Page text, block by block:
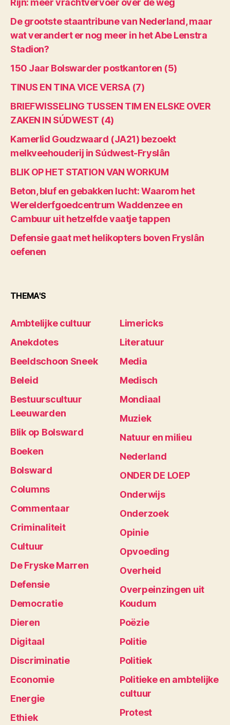
De grootste staantribune van Nederland, maar
wat verandert er nog meer in het Abe Lenstra
Stadion?
150 Jaar Bolswarder postkantoren (5)
TINUS EN TINA VICE VERSA (7)
BRIEFWISSELING TUSSEN TIM EN ELSKE OVER
ZAKEN IN SÚDWEST (4)
Kamerlid Goudzwaard (JA21) bezoekt
melkveehouderij in Súdwest-Fryslân
BLIK OP HET STATION VAN WORKUM
Beton, bluf en gebakken lucht: Waarom het
Werelderfgoedcentrum Waddenzee en
Cambuur uit hetzelfde vaatje tappen
Defensie gaat met helikopters boven Fryslân
oefenen
THEMA'S
Ambtelijke cultuur
Anekdotes
Beeldschoon Sneek
Beleid
Bestuurscultuur
Leeuwarden
Blik op Bolsward
Boeken
Bolsward
Columns
Commentaar
Criminaliteit
Cultuur
De Fryske Marren
Defensie
Democratie
Dieren
Digitaal
Discriminatie
Economie
Energie
Ethiek
Limericks
Literatuur
Media
Medisch
Mondiaal
Muziek
Natuur en milieu
Nederland
ONDER DE LOEP
Onderwijs
Onderzoek
Opinie
Opvoeding
Overheid
Overpeinzingen uit
Koudum
Poëzie
Politie
Politiek
Politieke en ambtelijke
cultuur
Protest